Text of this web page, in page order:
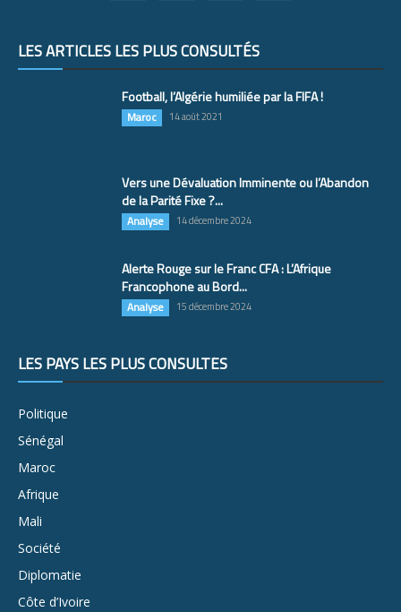
LES ARTICLES LES PLUS CONSULTÉS
Football, l’Algérie humiliée par la FIFA !
Maroc 14 août 2021
Vers une Dévaluation Imminente ou l’Abandon
de la Parité Fixe ?...
Analyse 14 décembre 2024
Alerte Rouge sur le Franc CFA : L’Afrique
Francophone au Bord...
Analyse 15 décembre 2024
LES PAYS LES PLUS CONSULTÉS
Politique
Sénégal
Maroc
Afrique
Mali
Société
Diplomatie
Côte d’Ivoire